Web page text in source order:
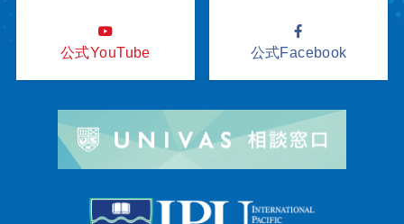
公式YouTube 公式Facebook